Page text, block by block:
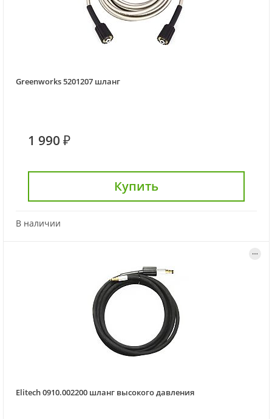
Greenworks 5201207 шланг
1 990 ₽
Купить
В наличии
Elitech 0910.002200 шланг высокого давления